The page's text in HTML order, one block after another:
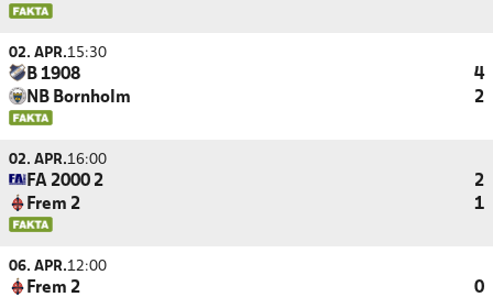
02. APR.15:30
B 1908
4
NB Bornholm
2
02. APR.16:00
FA 2000 2
2
Frem 2
1
06. APR.12:00
Frem 2
0